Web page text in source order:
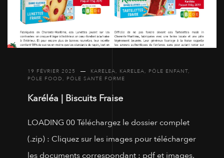
19 FÉVRIER 2025 KARELEA, KARELEA, PÔLE ENFANT,
PÔLE FOOD, PÔLE SANTÉ FORME
Karéléa | Biscuits Fraise
LOADING 00 Téléchargez le dossier complet
(.zip) : Cliquez sur les images pour télécharger
les documents correspondant : pdf et images.